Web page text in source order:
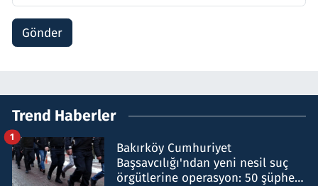
Gönder
Trend Haberler
Bakırköy Cumhuriyet
Başsavcılığı'ndan yeni nesil suç
örgütlerine operasyon: 50 şüpheli
1